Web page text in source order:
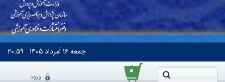
جمعه۱۶ اَمرداد ۱۴۰۵ ۲۰:۵۹
۰
ورود